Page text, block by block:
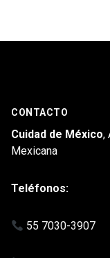
CONTACTO
Cuidad de México,
Mexicana
Teléfonos:
55 7030-3907